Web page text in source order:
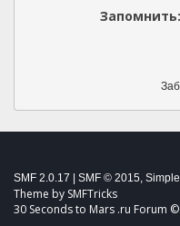
Запомнить:
SMF 2.0.17 SMF © 2015,
Theme by SMFTricks
30 Seconds to Mars .ru Forum ©